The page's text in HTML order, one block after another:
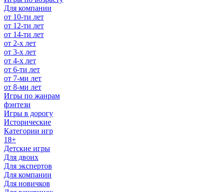
Для компании
от 10-ти лет
от 12-ти лет
от 14-ти лет
от 2-х лет
от 3-х лет
от 4-х лет
от 6-ти лет
от 7-ми лет
от 8-ми лет
Игры по жанрам
фэнтези
Игры в дорогу
Исторические
Категории игр
18+
Детские игры
Для двоих
Для экспертов
Для компании
Для новичков